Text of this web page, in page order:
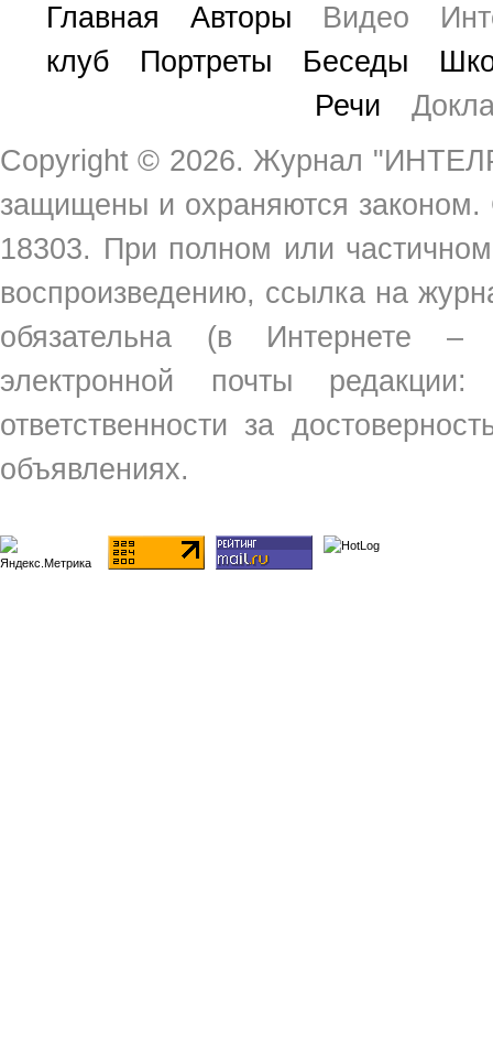
Главная Авторы Видео
клуб
Портреты Беседы
Речи
Copyright © 2026. Журнал
защищены и охраняются
18303. При полном или
воспроизведению, ссылка на
обязательна (в Интернете
электронной почты
ответственности за
объявлениях.